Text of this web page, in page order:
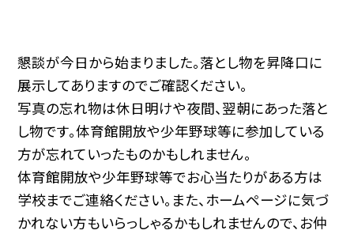
懇談が今日から始まりました。落とし物を昇降口に
展示してありますのでご確認ください。
写真の忘れ物は休日明けや夜間、翌朝にあった落と
し物です。体育館開放や少年野球等に参加している
方が忘れていったものかもしれません。
体育館開放や少年野球等でお心当たりがある方は
学校までご連絡ください。また、ホームページに気づ
かれない方もいらっしゃるかもしれませんので、お仲